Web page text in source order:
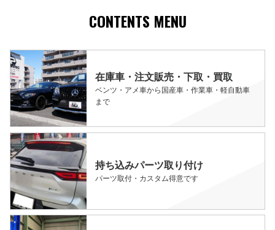
CONTENTS MENU
在庫車・注文販売・下取・買取
ベンツ・アメ車から国産車・作業車・軽自動車
まで
持ち込みパーツ取り付け
パーツ取付・カスタム得意です